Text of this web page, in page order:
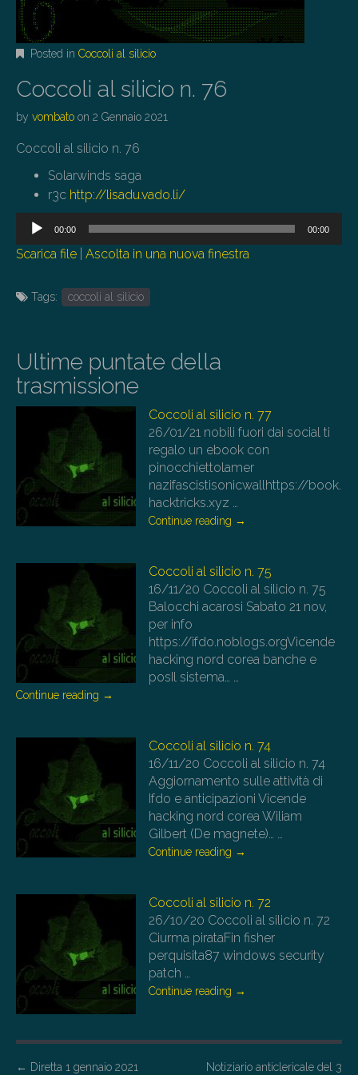
Posted in Coccoli al silicio
Coccoli al silicio n. 76
by vombato on 2 Gennaio 2021
Coccoli al silicio n. 76
Solarwinds saga
r3c http://lisadu.vado.li/
Audio
00:00 00:00
Scarica file Ascolta in una nuova finestra
Tags: coccoli al silicio
Ultime puntate della
trasmissione
Coccoli al silicio n. 77
26/01/21 nobili fuori dai social ti
regalo un ebook con
pinocchiettolamer
nazifascistisonicwallhttps://book.
hacktricks.xyz …
Continue reading →
Coccoli al silicio n. 75
16/11/20 Coccoli al silicio n. 75
Balocchi acarosi Sabato 21 nov,
per info
https://ifdo.noblogs.orgVicende
hacking nord corea banche e
posIl sistema… …
Continue reading →
Coccoli al silicio n. 74
16/11/20 Coccoli al silicio n. 74
Aggiornamento sulle attività di
Ifdo e anticipazioni Vicende
hacking nord corea Wiliam
Gilbert (De magnete)… …
Continue reading →
Coccoli al silicio n. 72
26/10/20 Coccoli al silicio n. 72
Ciurma pirataFin fisher
perquisita87 windows security
patch …
Continue reading →
P
← Diretta 1 gennaio 2021
Notiziario anticlericale del 3